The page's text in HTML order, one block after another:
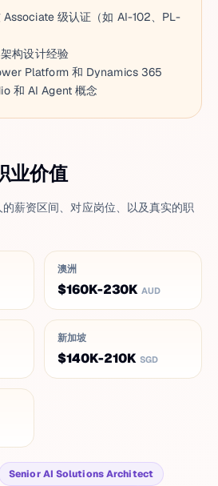
Associate 级认证（如 AI-102、PL-
构设计经验
Platform 和 Dynamics 365
和 AI Agent 概念
业价值
薪资区间、对应岗位、以及真实的职
澳洲
$160K-230K AUD
新加坡
$140K-210K SGD
Senior AI Solutions Architect